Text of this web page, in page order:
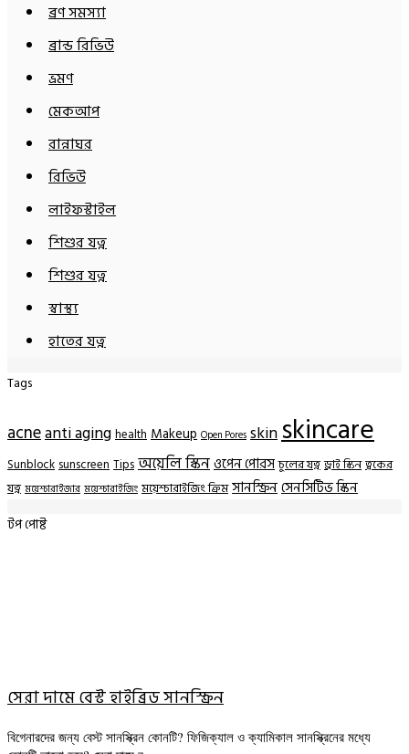
ব্রণ সমস্যা
ব্রান্ড রিভিউ
ভ্রমণ
মেকআপ
রান্নাঘর
রিভিউ
লাইফস্টাইল
শিশুর যত্ন
শিশুর যত্ন
স্বাস্থ্য
হাতের যত্ন
Tags
acneanti aging health Makeup Open Pores skinskincare
Sunblock sunscreen Tips অয়েলি স্কিনওপেন পোরস চুলের যত্ন ড্রাই স্কিন ত্বকের
যত্ন ময়েশ্চারাইজার ময়েশ্চারাইজিং ময়েশ্চারাইজিং ক্রিম সানস্ক্রিনসেনসিটিভ স্কিন
টপ পোষ্ট
সেরা দামে বেস্ট হাইব্রিড সানস্ক্রিন
বিগেনারদের জন্য বেস্ট সানস্ক্রিন কোনটি? ফিজিক্যাল ও ক্যামিকাল সানস্ক্রিনের মধ্যে